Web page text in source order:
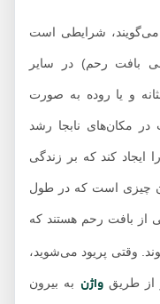
شرایطی است
رحم) در سایر
و یا روده به صورت
نابجا رشد
کند که بر زندگی
است که در طول
بافت رحم هستند که
پریود می‌شوید،
طریقواژن به بیرون